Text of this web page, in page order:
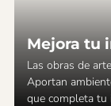
Mejora tu
Las obras de
Aportan
que completa tu